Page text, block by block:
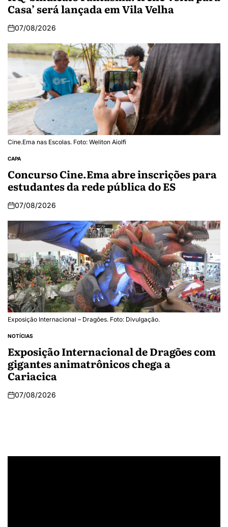
Casa’ será lançada em Vila Velha
07/08/2026
Cine.Ema nas Escolas. Foto: Weliton Aiolfi
CAPA
Concurso Cine.Ema abre inscrições para
estudantes da rede pública do ES
07/08/2026
Exposição Internacional – Dragões. Foto: Divulgação.
NOTÍCIAS
Exposição Internacional de Dragões com
gigantes animatrônicos chega a
Cariacica
07/08/2026